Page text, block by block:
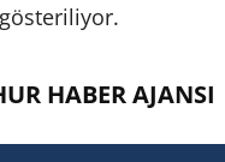
gösteriliyor.
HABER AJANSI